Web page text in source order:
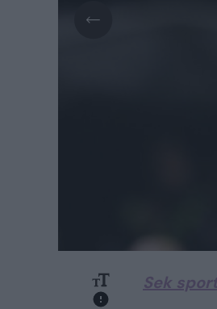
Sek